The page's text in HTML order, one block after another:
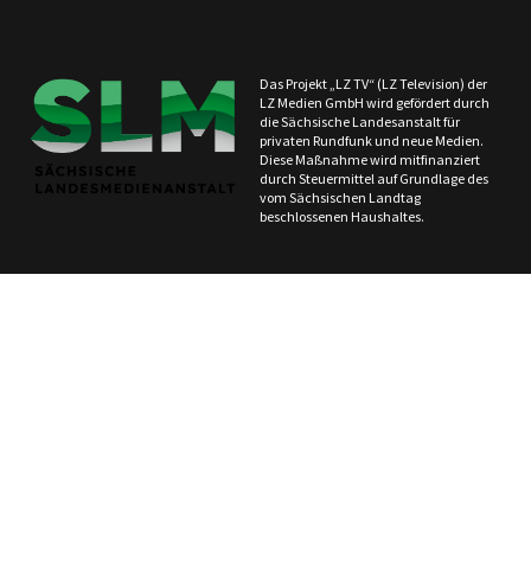
Das Projekt „LZ TV“ (LZ Television) der
LZ Medien GmbH wird gefördert durch
die Sächsische Landesanstalt für
privaten Rundfunk und neue Medien.
Diese Maßnahme wird mitfinanziert
durch Steuermittel auf Grundlage des
vom Sächsischen Landtag
beschlossenen Haushaltes.